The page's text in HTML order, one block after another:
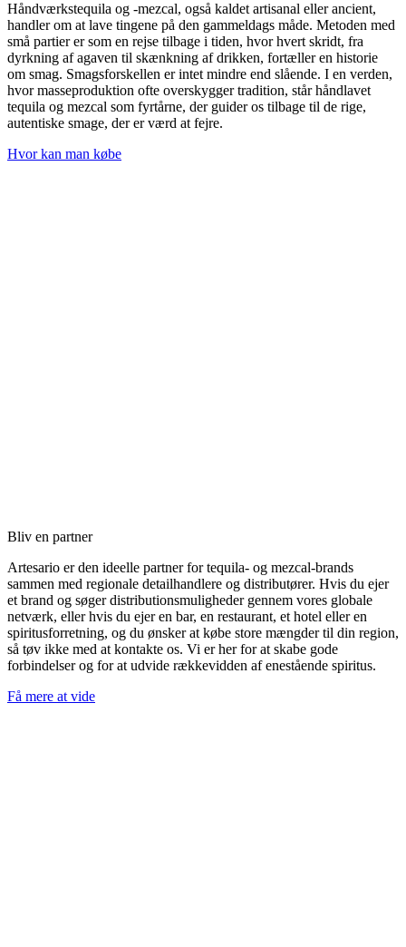
Håndværkstequila og -mezcal, også kaldet artisanal eller ancient,
handler om at lave tingene på den gammeldags måde. Metoden med
små partier er som en rejse tilbage i tiden, hvor hvert skridt, fra
dyrkning af agaven til skænkning af drikken, fortæller en historie
om smag. Smagsforskellen er intet mindre end slående. I en verden,
hvor masseproduktion ofte overskygger tradition, står håndlavet
tequila og mezcal som fyrtårne, der guider os tilbage til de rige,
autentiske smage, der er værd at fejre.
Hvor kan man købe
Bliv en partner
Artesario er den ideelle partner for tequila- og mezcal-brands
sammen med regionale detailhandlere og distributører. Hvis du ejer
et brand og søger distributionsmuligheder gennem vores globale
netværk, eller hvis du ejer en bar, en restaurant, et hotel eller en
spiritusforretning, og du ønsker at købe store mængder til din region,
så tøv ikke med at kontakte os. Vi er her for at skabe gode
forbindelser og for at udvide rækkevidden af enestående spiritus.
Få mere at vide